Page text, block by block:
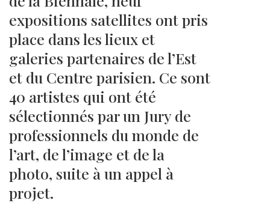
expositions satellites ont pris
place dans les lieux et
galeries partenaires de l’Est
et du Centre parisien. Ce sont
40 artistes qui ont été
sélectionnés par un Jury de
professionnels du monde de
l’art, de l’image et de la
photo, suite à un appel à
projet.